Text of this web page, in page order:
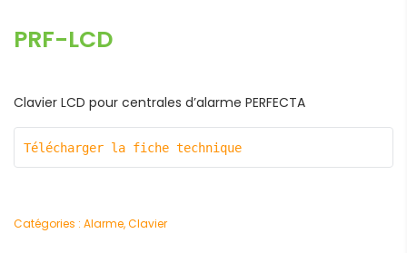
PRF-LCD
Clavier LCD pour centrales d’alarme PERFECTA
Télécharger la fiche technique
Catégories : Alarme,Clavier